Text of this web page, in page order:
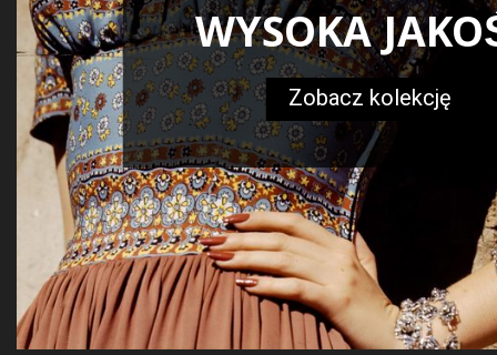
WYSOKA
Zobacz kolekcję